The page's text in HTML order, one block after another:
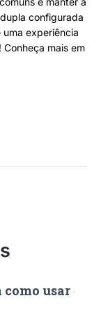
configurada
experiência
mais em
usar ·